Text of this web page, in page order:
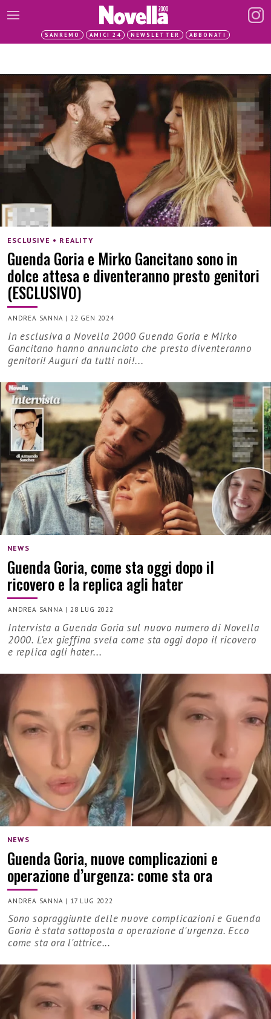
SANREMO AMICI 24 NEWSLETTER ABBONATI
ESCLUSIVE • REALITY
Guenda Goria e Mirko Gancitano sono in
dolce attesa e diventeranno presto genitori
(ESCLUSIVO)
ANDREA SANNA |22 GEN 2024
In esclusiva a Novella 2000 Guenda Goria e Mirko
Gancitano hanno annunciato che presto diventeranno
genitori! Auguri da tutti noi!...
NEWS
Guenda Goria, come sta oggi dopo il
ricovero e la replica agli hater
ANDREA SANNA | 28 LUG 2022
Intervista a Guenda Goria sul nuovo numero di Novella
2000. L'ex gieffina svela come sta oggi dopo il ricovero
e replica agli hater...
NEWS
Guenda Goria, nuove complicazioni e
operazione d’urgenza: come sta ora
ANDREA SANNA | 17 LUG 2022
Sono sopraggiunte delle nuove complicazioni e Guenda
Goria è stata sottoposta a operazione d'urgenza. Ecco
come sta ora l'attrice...